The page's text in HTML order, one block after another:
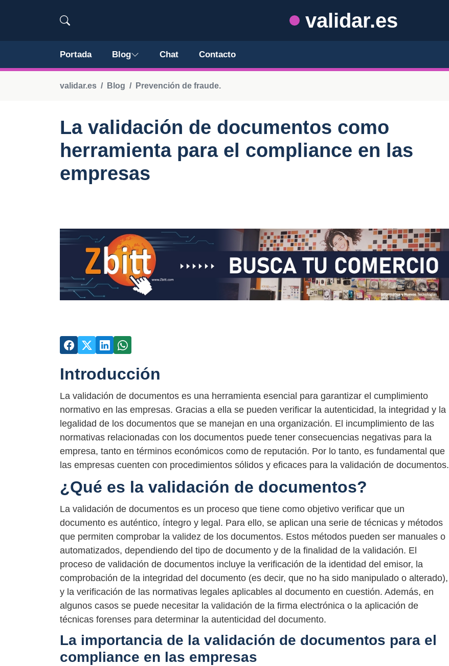
validar.es
Portada Blog Chat Contacto
validar.es Blog Prevención de fraude.
La validación de documentos como
herramienta para el compliance en las
empresas
Introducción
La validación de documentos es una herramienta esencial para garantizar el cumplimiento
normativo en las empresas. Gracias a ella se pueden verificar la autenticidad, la integridad y la
legalidad de los documentos que se manejan en una organización. El incumplimiento de las
normativas relacionadas con los documentos puede tener consecuencias negativas para la
empresa, tanto en términos económicos como de reputación. Por lo tanto, es fundamental que
las empresas cuenten con procedimientos sólidos y eficaces para la validación de documentos.
¿Qué es la validación de documentos?
La validación de documentos es un proceso que tiene como objetivo verificar que un
documento es auténtico, íntegro y legal. Para ello, se aplican una serie de técnicas y métodos
que permiten comprobar la validez de los documentos. Estos métodos pueden ser manuales o
automatizados, dependiendo del tipo de documento y de la finalidad de la validación. El
proceso de validación de documentos incluye la verificación de la identidad del emisor, la
comprobación de la integridad del documento (es decir, que no ha sido manipulado o alterado),
y la verificación de las normativas legales aplicables al documento en cuestión. Además, en
algunos casos se puede necesitar la validación de la firma electrónica o la aplicación de
técnicas forenses para determinar la autenticidad del documento.
La importancia de la validación de documentos para el
compliance en las empresas